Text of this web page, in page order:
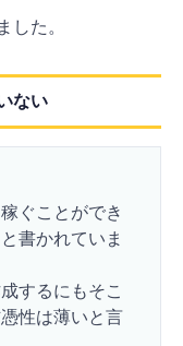
した。
ない
ぐことができ
書かれていま
するにもそこ
性は薄いと言